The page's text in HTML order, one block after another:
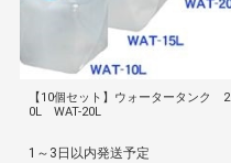
【10個セット】ウォータータンク 2
0L WAT-20L
1～3日以内発送予定